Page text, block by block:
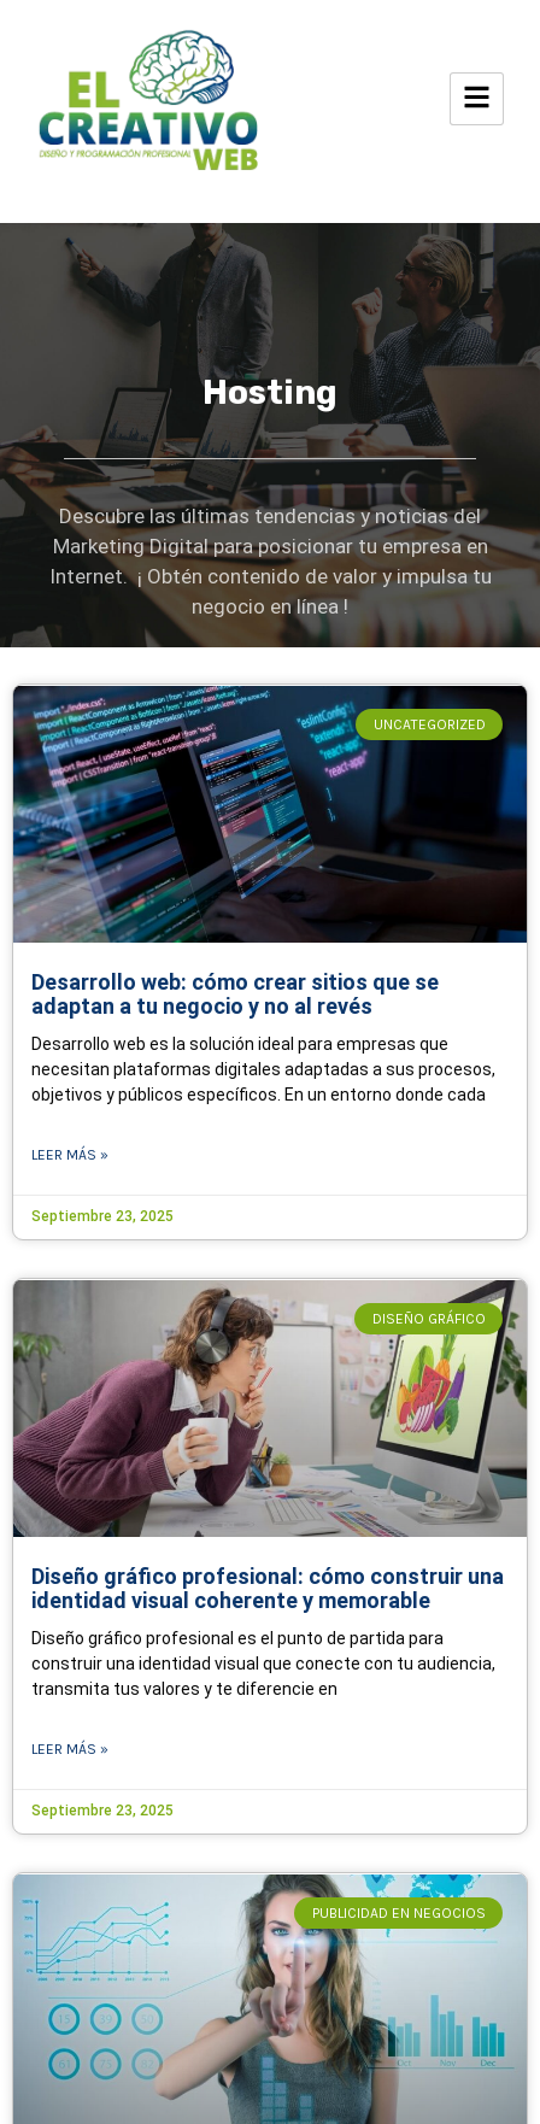
contenido
Hosting
Descubre las últimas tendencias y noticias del
Marketing Digital para posicionar tu empresa en
Internet. ¡ Obtén contenido de valor y impulsa tu
negocio en línea !
UNCATEGORIZED
Desarrollo web: cómo crear sitios que se
adaptan a tu negocio y no al revés
Desarrollo web es la solución ideal para empresas que
necesitan plataformas digitales adaptadas a sus procesos,
objetivos y públicos específicos. En un entorno donde cada
LEER MÁS »
Septiembre 23, 2025
DISEÑO GRÁFICO
Diseño gráfico profesional: cómo construir una
identidad visual coherente y memorable
Diseño gráfico profesional es el punto de partida para
construir una identidad visual que conecte con tu audiencia,
transmita tus valores y te diferencie en
LEER MÁS »
Septiembre 23, 2025
PUBLICIDAD EN NEGOCIOS
PagePagePage Page